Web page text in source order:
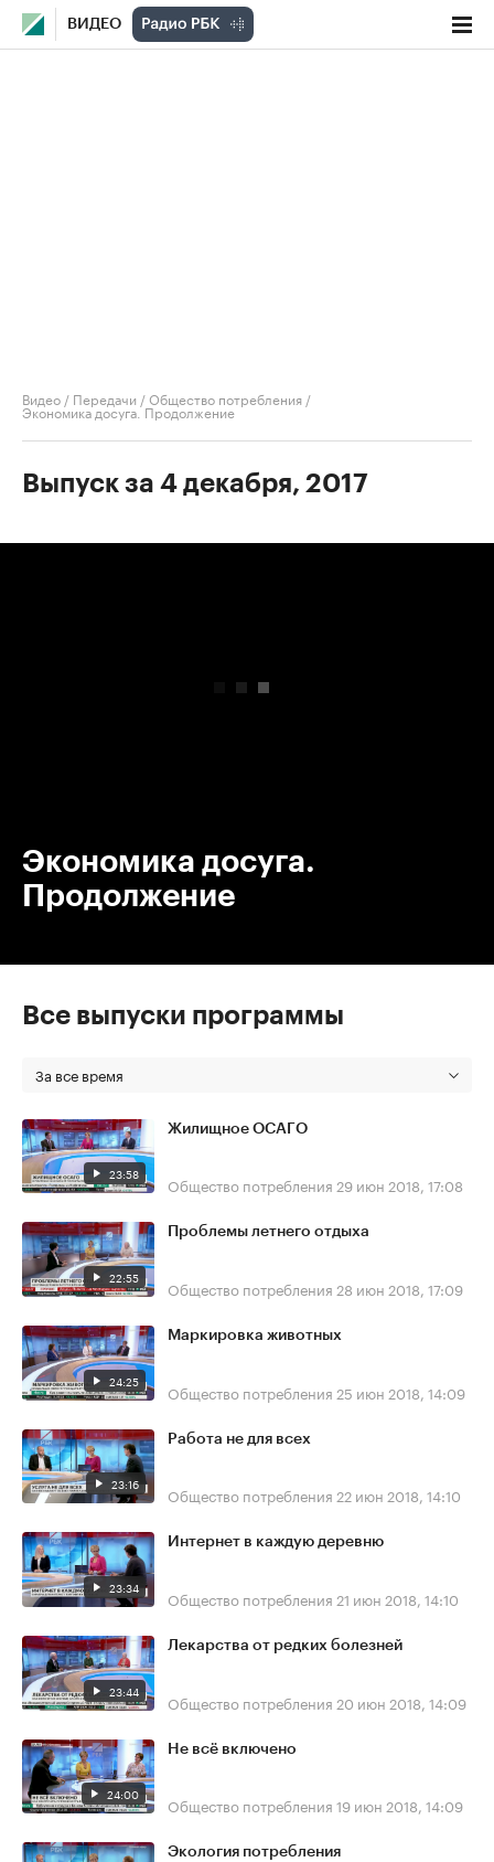
ВИДЕО
Видео / Передачи /Общество потребления /
Экономика досуга. Продолжение
Выпуск за 4 декабря, 2017
Экономика досуга.
Продолжение
Все выпуски программы
За все время
23:58
Жилищное ОСАГО
Общество потребления 29 июн 2018, 17:08
22:55
Проблемы летнего отдыха
Общество потребления 28 июн 2018, 17:09
24:25
Маркировка животных
Общество потребления 25 июн 2018, 14:09
23:16
Работа не для всех
Общество потребления 22 июн 2018, 14:10
23:34
Интернет в каждую деревню
Общество потребления 21 июн 2018, 14:10
23:44
Лекарства от редких болезней
Общество потребления 20 июн 2018, 14:09
24:00
Не всё включено
Общество потребления 19 июн 2018, 14:09
Экология потребления